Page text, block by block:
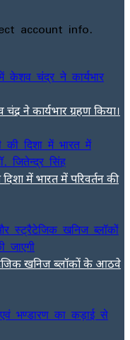
account info.
ने कार्यभार ग्रहण किया।
में भारत में परिवर्तन की
खनिज ब्लॉकों के आठवे